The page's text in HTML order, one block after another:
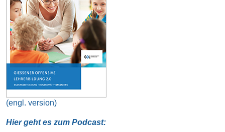
(engl. version)
Hier geht es zum Podcast: